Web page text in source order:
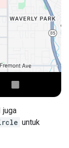
juga
untuk